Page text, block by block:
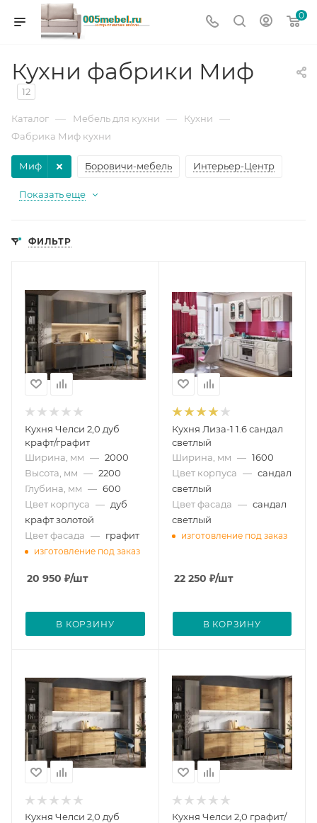
0
Кухни фабрики Миф
12
Каталог — Мебель для кухни — Кухни —
Фабрика Миф кухни
Боровичи-мебель
Миф Интерьер-Центр
Показать еще
ФИЛЬТР
Кухня Челси 2,0 дуб
крафт/графит
Ширина, мм — 2000
Высота, мм — 2200
Глубина, мм — 600
Цвет корпуса — дуб
крафт золотой
Цвет фасада — графит
изготовление под заказ
20 950 ₽/шт
В КОРЗИНУ
Кухня Лиза-1 1.6 сандал
светлый
Ширина, мм — 1600
Цвет корпуса — сандал
светлый
Цвет фасада — сандал
светлый
изготовление под заказ
22 250 ₽/шт
В КОРЗИНУ
Кухня Челси 2,0 дуб
Кухня Челси 2,0 графит/